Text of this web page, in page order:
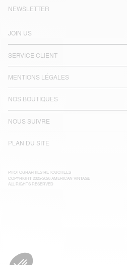
JOIN US
SERVICE CLIENT
MENTIONS LÉGALES
NOS BOUTIQUES
NOUS SUIVRE
PLAN DU SITE
NEWSLETTER
PHOTOGRAPHIES RETOUCHÉES
COPYRIGHT 2025-2026 AMERICAN VINTAGE
ALL RIGHTS RESERVED